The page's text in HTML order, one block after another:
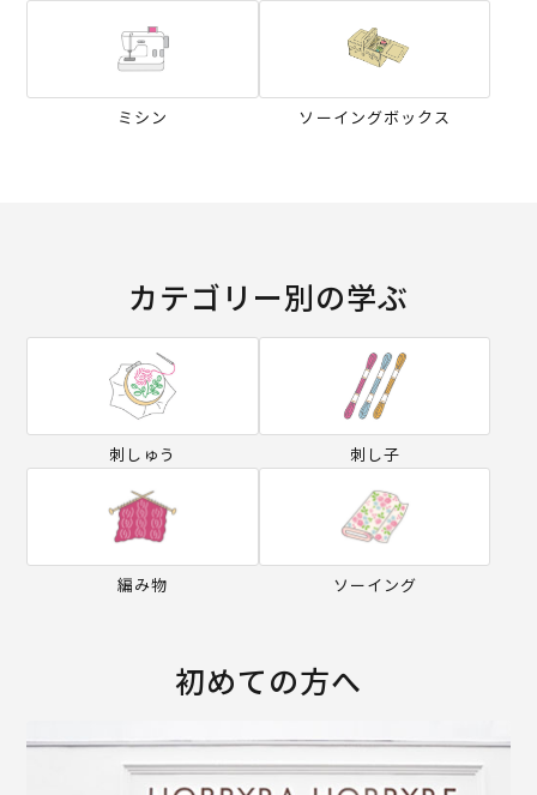
ミシン ソーイングボックス
カテゴリー別の学ぶ
刺しゅう 刺し子
編み物 ソーイング
初めての方へ